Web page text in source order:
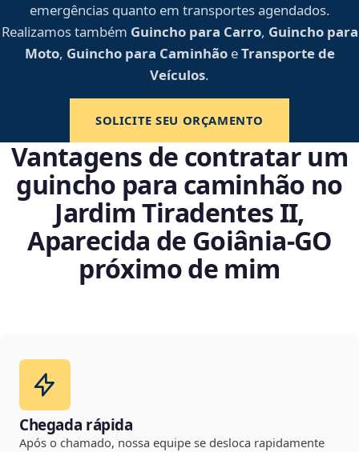
emergências quanto em transportes agendados.
Realizamos também Guincho para Carro, Guincho para
Moto, Guincho para CaminhãoeTransporte de
Veículos.
SOLICITE SEU ORÇAMENTO
Vantagens de contratar um
guincho para caminhão no
Jardim Tiradentes II,
Aparecida de Goiânia‑GO
próximo de mim
Chegada rápida
Após o chamado, nossa equipe se desloca rapidamente